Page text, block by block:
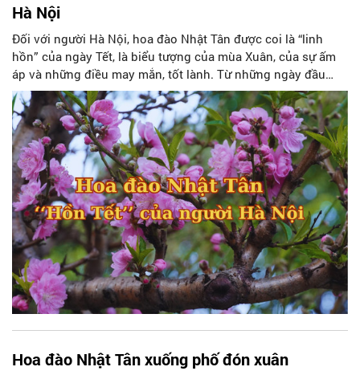
Hà Nội
Đối với người Hà Nội, hoa đào Nhật Tân được coi là “linh
hồn” của ngày Tết, là biểu tượng của mùa Xuân, của sự ấm
áp và những điều may mắn, tốt lành. Từ những ngày đầu
tháng Chạp, khắp các khu chợ hoa truyền thống của Hà Nội
lại ngập tràn sắc thắm của hoa đào Nhật Tân. Ấy là lúc Tết
cổ truyền của dân tộc đã đến và một mùa Xuân mới đang
về…
Hoa đào Nhật Tân xuống phố đón xuân